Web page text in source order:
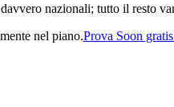
nazionali; tutto il resto
nel piano.Prova Soon